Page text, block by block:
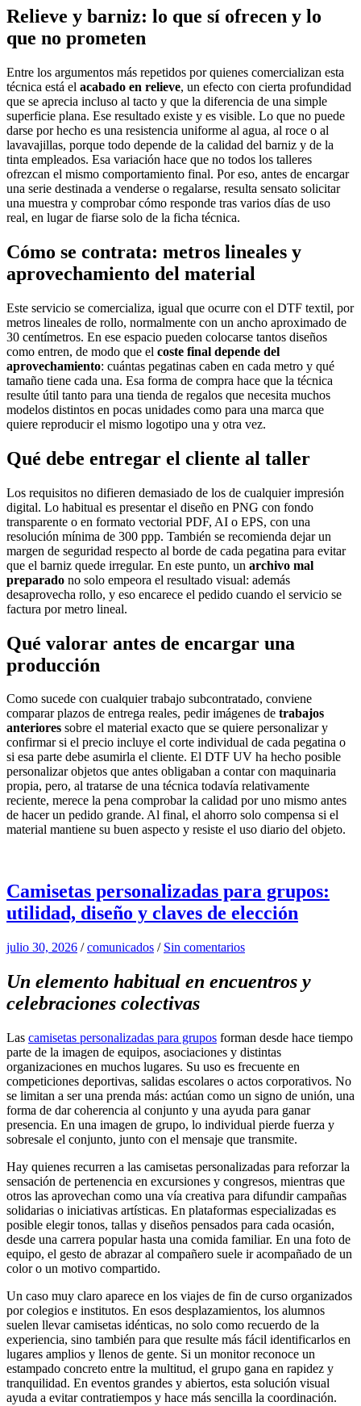
Relieve y barniz: lo que sí ofrecen y lo
que no prometen
Entre los argumentos más repetidos por quienes comercializan esta
técnica está el acabado en relieve, un efecto con cierta profundidad
que se aprecia incluso al tacto y que la diferencia de una simple
superficie plana. Ese resultado existe y es visible. Lo que no puede
darse por hecho es una resistencia uniforme al agua, al roce o al
lavavajillas, porque todo depende de la calidad del barniz y de la
tinta empleados. Esa variación hace que no todos los talleres
ofrezcan el mismo comportamiento final. Por eso, antes de encargar
una serie destinada a venderse o regalarse, resulta sensato solicitar
una muestra y comprobar cómo responde tras varios días de uso
real, en lugar de fiarse solo de la ficha técnica.
Cómo se contrata: metros lineales y
aprovechamiento del material
Este servicio se comercializa, igual que ocurre con el DTF textil, por
metros lineales de rollo, normalmente con un ancho aproximado de
30 centímetros. En ese espacio pueden colocarse tantos diseños
como entren, de modo que el coste final depende del
aprovechamiento: cuántas pegatinas caben en cada metro y qué
tamaño tiene cada una. Esa forma de compra hace que la técnica
resulte útil tanto para una tienda de regalos que necesita muchos
modelos distintos en pocas unidades como para una marca que
quiere reproducir el mismo logotipo una y otra vez.
Qué debe entregar el cliente al taller
Los requisitos no difieren demasiado de los de cualquier impresión
digital. Lo habitual es presentar el diseño en PNG con fondo
transparente o en formato vectorial PDF, AI o EPS, con una
resolución mínima de 300 ppp. También se recomienda dejar un
margen de seguridad respecto al borde de cada pegatina para evitar
que el barniz quede irregular. En este punto, un archivo mal
preparado no solo empeora el resultado visual: además
desaprovecha rollo, y eso encarece el pedido cuando el servicio se
factura por metro lineal.
Qué valorar antes de encargar una
producción
Como sucede con cualquier trabajo subcontratado, conviene
comparar plazos de entrega reales, pedir imágenes de trabajos
anteriores sobre el material exacto que se quiere personalizar y
confirmar si el precio incluye el corte individual de cada pegatina o
si esa parte debe asumirla el cliente. El DTF UV ha hecho posible
personalizar objetos que antes obligaban a contar con maquinaria
propia, pero, al tratarse de una técnica todavía relativamente
reciente, merece la pena comprobar la calidad por uno mismo antes
de hacer un pedido grande. Al final, el ahorro solo compensa si el
material mantiene su buen aspecto y resiste el uso diario del objeto.
Camisetas personalizadas para grupos:
utilidad, diseño y claves de elección
julio 30, 2026 /comunicados / Sin comentarios
Un elemento habitual en encuentros y
celebraciones colectivas
Las camisetas personalizadas para grupos forman desde hace tiempo
parte de la imagen de equipos, asociaciones y distintas
organizaciones en muchos lugares. Su uso es frecuente en
competiciones deportivas, salidas escolares o actos corporativos. No
se limitan a ser una prenda más: actúan como un signo de unión, una
forma de dar coherencia al conjunto y una ayuda para ganar
presencia. En una imagen de grupo, lo individual pierde fuerza y
sobresale el conjunto, junto con el mensaje que transmite.
Hay quienes recurren a las camisetas personalizadas para reforzar la
sensación de pertenencia en excursiones y congresos, mientras que
otros las aprovechan como una vía creativa para difundir campañas
solidarias o iniciativas artísticas. En plataformas especializadas es
posible elegir tonos, tallas y diseños pensados para cada ocasión,
desde una carrera popular hasta una comida familiar. En una foto de
equipo, el gesto de abrazar al compañero suele ir acompañado de un
color o un motivo compartido.
Un caso muy claro aparece en los viajes de fin de curso organizados
por colegios e institutos. En esos desplazamientos, los alumnos
suelen llevar camisetas idénticas, no solo como recuerdo de la
experiencia, sino también para que resulte más fácil identificarlos en
lugares amplios y llenos de gente. Si un monitor reconoce un
estampado concreto entre la multitud, el grupo gana en rapidez y
tranquilidad. En eventos grandes y abiertos, esta solución visual
ayuda a evitar contratiempos y hace más sencilla la coordinación.